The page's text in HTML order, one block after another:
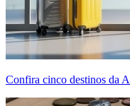
Confira cinco destinos da